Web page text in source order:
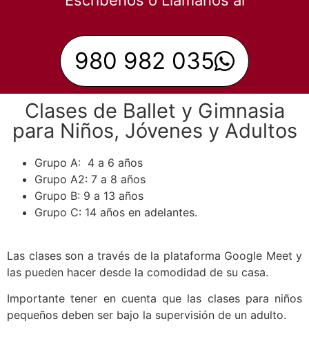
980 982 035
Clases de Ballet y Gimnasia
para Niños, Jóvenes y Adultos
Grupo A: 4 a 6 años
Grupo A2: 7 a 8 años
Grupo B: 9 a 13 años
Grupo C: 14 años en adelantes.
Las clases son a través de la plataforma Google Meet y
las pueden hacer desde la comodidad de su casa.
Importante tener en cuenta que las clases para niños
pequeños deben ser bajo la supervisión de un adulto.